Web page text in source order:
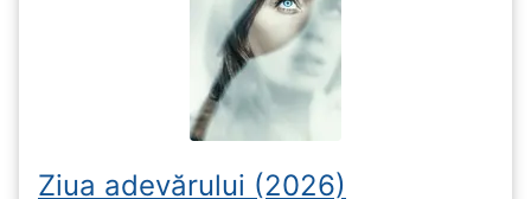
Ziua adevărului (2026)